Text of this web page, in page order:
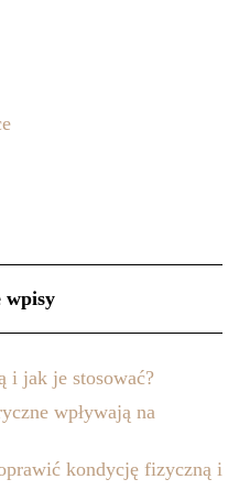
wpisy
i jak je stosować?
wpływają na
kondycję fizyczną i